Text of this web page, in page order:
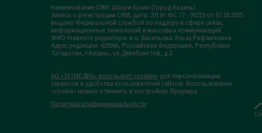
Наименование СМИ: Шахри Казан (Город Казань)
Запись о регистрации СМИ, дата: ЭЛ № ФС 77 - 90219 от 07.10.2025
выдано Федеральной службой по надзору в сфере связи,
информационных технологий и массовых коммуникаций
ФИО главного редактора: и.о. Васильева Эльза Рафаиловна
Адрес редакции: 420066, Российская Федерация, Республика
Татарстан, г.Казань, ул.Декабристов, д.2
АО «ТАТМЕДИА» использует «cookie» для персонализации
сервисов и удобства пользователей сайтом. Использование
«cookie» можно отменить в настройках браузера.
Политика конфиденциальности